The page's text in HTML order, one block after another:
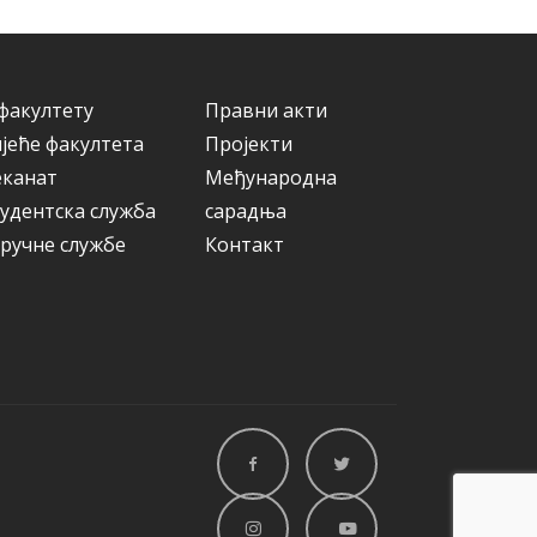
е
факултета
служба
службе
Правни акти
Пројекти
Међународна
сарадња
Контакт